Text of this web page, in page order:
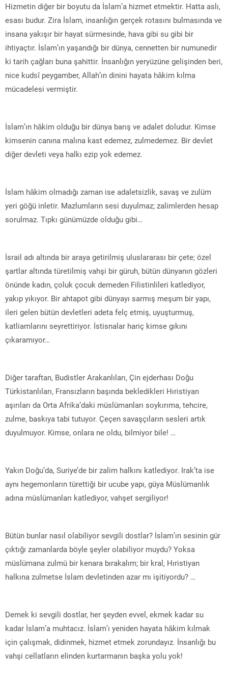
Hizmetin diğer bir boyutu da İslam’a hizmet etmektir. Hatta aslı,
esası budur. Zira İslam, insanlığın gerçek rotasını bulmasında ve
insana yakışır bir hayat sürmesinde, hava gibi su gibi bir
ihtiyaçtır. İslam’ın yaşandığı bir dünya, cennetten bir numunedir
ki tarih çağları buna şahittir. İnsanlığın yeryüzüne gelişinden beri,
nice kudsî peygamber, Allah’ın dinini hayata hâkim kılma
mücadelesi vermiştir.
İslam’ın hâkim olduğu bir dünya barış ve adalet doludur. Kimse
kimsenin canına malına kast edemez, zulmedemez. Bir devlet
diğer devleti veya halkı ezip yok edemez.
İslam hâkim olmadığı zaman ise adaletsizlik, savaş ve zulüm
yeri göğü inletir. Mazlumların sesi duyulmaz; zalimlerden hesap
sorulmaz. Tıpkı günümüzde olduğu gibi…
İsrail adı altında bir araya getirilmiş uluslararası bir çete; özel
şartlar altında türetilmiş vahşi bir güruh, bütün dünyanın gözleri
önünde kadın, çoluk çocuk demeden Filistinlileri katlediyor,
yakıp yıkıyor. Bir ahtapot gibi dünyayı sarmış meşum bir yapı,
ileri gelen bütün devletleri adeta felç etmiş, uyuşturmuş,
katliamlarını seyrettiriyor. İstisnalar hariç kimse gıkını
çıkaramıyor…
Diğer taraftan, Budistler Arakanlıları, Çin ejderhası Doğu
Türkistanlıları, Fransızların başında bekledikleri Hıristiyan
aşırıları da Orta Afrika’daki müslümanları soykırıma, tehcire,
zulme, baskıya tabi tutuyor. Çeçen savaşçıların sesleri artık
duyulmuyor. Kimse, onlara ne oldu, bilmiyor bile! …
Yakın Doğu’da, Suriye’de bir zalim halkını katlediyor. Irak’ta ise
aynı hegemonların türettiği bir ucube yapı, güya Müslümanlık
adına müslümanları katlediyor, vahşet sergiliyor!
Bütün bunlar nasıl olabiliyor sevgili dostlar? İslam’ın sesinin gür
çıktığı zamanlarda böyle şeyler olabiliyor muydu? Yoksa
müslümana zulmü bir kenara bırakalım; bir kral, Hıristiyan
halkına zulmetse İslam devletinden azar mı işitiyordu? …
Demek ki sevgili dostlar, her şeyden evvel, ekmek kadar su
kadar İslam’a muhtacız. İslam’ı yeniden hayata hâkim kılmak
için çalışmak, didinmek, hizmet etmek zorundayız. İnsanlığı bu
vahşi cellatların elinden kurtarmanın başka yolu yok!